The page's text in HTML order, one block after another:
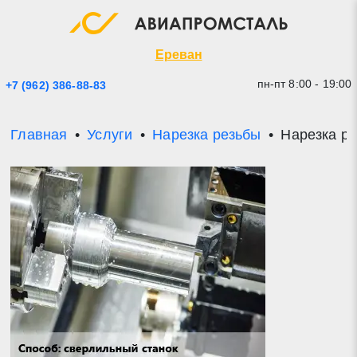
Ереван
+7 (962) 386-88-83 пн-пт 8:00 - 19:00
Главная Услуги Нарезка резьбы Нарезка
Экспресс заявка
* - обязательные поля для заполнения
Прикрепить файл (до 20 mb)
Отправить заявку